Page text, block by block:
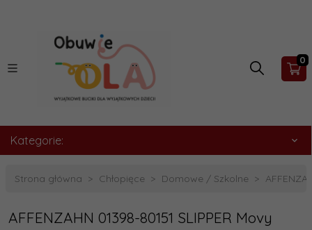
0
Kategorie:
Strona główna Chłopięce Domowe / Szkolne
AFFENZAHN 01398-80151 SLIPPER Movy